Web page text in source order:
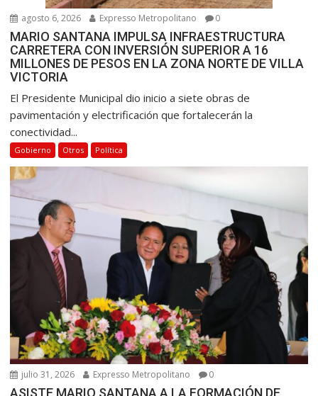
agosto 6, 2026 Expresso Metropolitano 0
MARIO SANTANA IMPULSA INFRAESTRUCTURA
CARRETERA CON INVERSIÓN SUPERIOR A 16
MILLONES DE PESOS EN LA ZONA NORTE DE VILLA
VICTORIA
El Presidente Municipal dio inicio a siete obras de
pavimentación y electrificación que fortalecerán la
conectividad...
Gobierno Otros Política
julio 31, 2026 Expresso Metropolitano 0
ASISTE MARIO SANTANA A LA FORMACIÓN DE